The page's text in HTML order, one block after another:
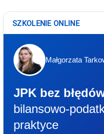
SZKOLENIE ONLINE
Małgorzata
JPK bez
bilansowo-
praktyce